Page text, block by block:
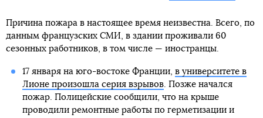
Причина пожара в настоящее время неизвестна. Всего, по
данным французских СМИ, в здании проживали 60
сезонных работников, в том числе — иностранцы.
17 января на юго-востоке Франции, в университете в
Лионе произошла серия взрывов. Позже начался
пожар. Полицейские сообщили, что на крыше
проводили ремонтные работы по герметизации и